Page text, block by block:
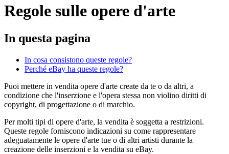
Regole sulle opere d'arte
In questa pagina
In cosa consistono queste regole?
Perché eBay ha queste regole?
Puoi mettere in vendita opere d'arte create da te o da altri, a
condizione che l'inserzione e l'opera stessa non violino diritti di
copyright, di progettazione o di marchio.
Per molti tipi di opere d'arte, la vendita è soggetta a restrizioni.
Queste regole forniscono indicazioni su come rappresentare
adeguatamente le opere d'arte tue o di altri artisti durante la
creazione delle inserzioni e la vendita su eBay.